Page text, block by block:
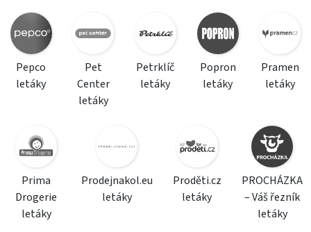
Pepco
letáky
Pet
Center
letáky
Petrklíč
letáky
Popron
letáky
Pramen
letáky
Prima
Drogerie
letáky
Prodejnakol.eu
letáky
Proděti.cz
letáky
PROCHÁZKA
– Váš řezník
letáky